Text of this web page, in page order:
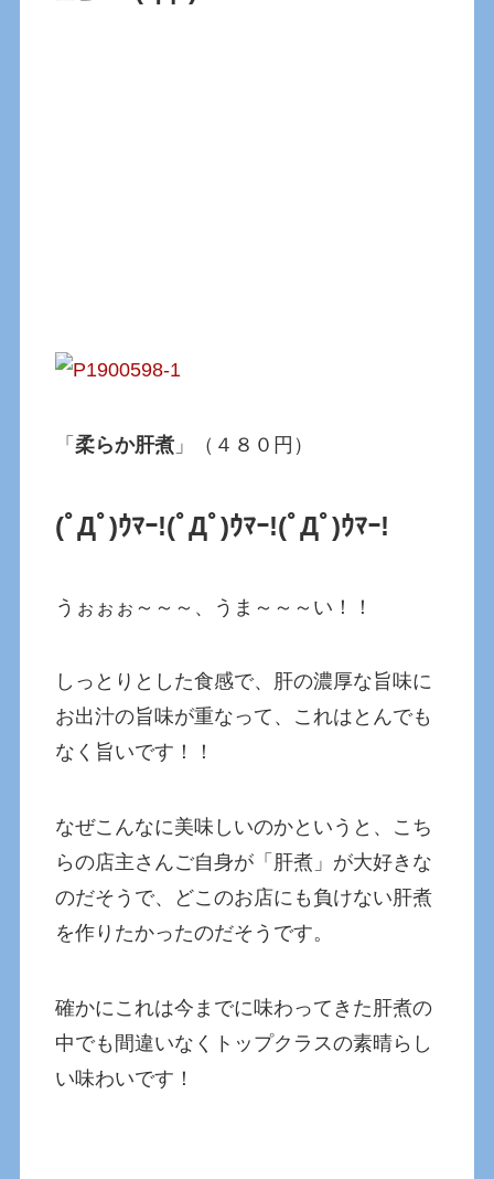
「柔らか肝煮 」（４８０円）
(ﾟДﾟ)ｳﾏｰ!(ﾟДﾟ)ｳﾏｰ!(ﾟДﾟ)ｳﾏｰ!
うぉぉぉ～～～、うま～～～い！！
しっとりとした食感で、肝の濃厚な旨味に
お出汁の旨味が重なって、これはとんでも
なく旨いです！！
なぜこんなに美味しいのかというと、こち
らの店主さんご自身が「肝煮」が大好きな
のだそうで、どこのお店にも負けない肝煮
を作りたかったのだそうです。
確かにこれは今までに味わってきた肝煮の
中でも間違いなくトップクラスの素晴らし
い味わいです！